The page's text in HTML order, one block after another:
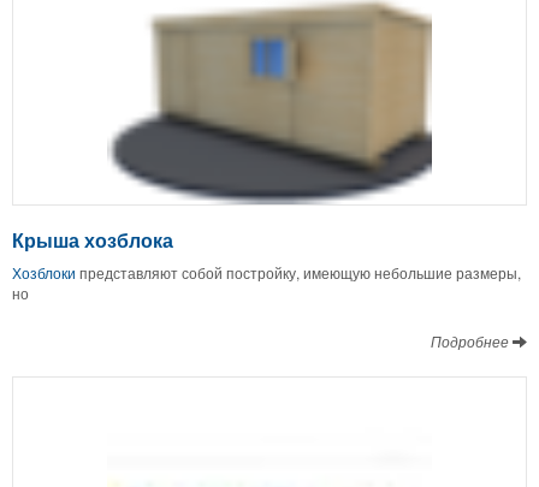
Крыша хозблока
Хозблоки представляют собой постройку, имеющую небольшие размеры,
но
Подробнее